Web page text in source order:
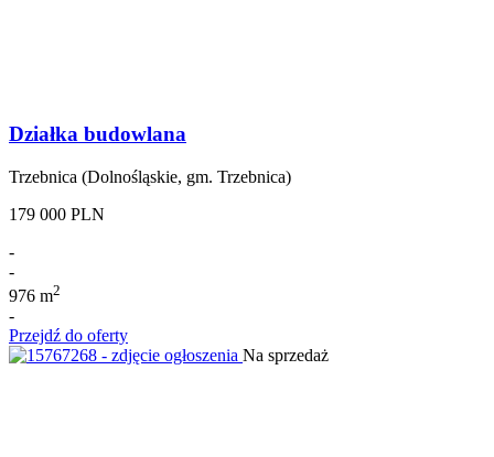
Działka budowlana
Trzebnica (Dolnośląskie, gm. Trzebnica)
179 000 PLN
-
-
976 m2
-
Przejdź do oferty
Na sprzedaż